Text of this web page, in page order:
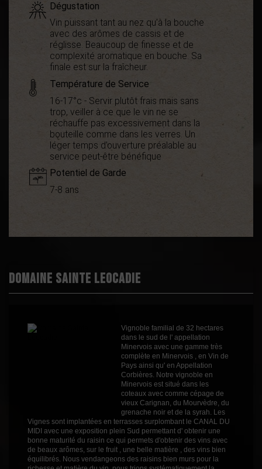
Dégustation
Vin puissant tant au nez qu’à la bouche
avec des arômes de cassis et de
réglisse. Beaucoup de finesse et de
complexité aromatique en bouche. Sa
finale est sur la fraîcheur.
Température de Service
16-17°c - Servir plutôt frais mais sans
trop, veiller à ce que le vin ne se
réchauffe pas excessivement dans la
bouteille comme dans les verres. Un
léger temps d’ouverture préalable au
service peut-être bénéfique
Potentiel de Garde
7-8 ans
Épicé 2
Mourvèdre
Syrah
Boisé
Rouge
2020
75cl
Domaine Sainte Leocadie
Vignoble familial de 32 hectares
dans le sud de l' appellation
Minervois avec une gamme très
complète en Minervois , en Vin de
Pays ainsi qu' en Appellation
Corbières. Notre vignoble en
Minervois est situé dans les
coteaux avec comme cépage de
vieux Carignan, du Mourvèdre, du
grenache noir et de la syrah. Les
Vignes sont implantées en terrasses surplombant le CANAL DU
MIDI avec une exposition plein Sud permettant d' obtenir une
bonne maturité du raisin ce qui permets d'obtenir des vins avec
de beaux arômes, sur le fruit , une belle matière , des vins bien
équilibrés. Nous vendangeons des raisins bien murs pour la